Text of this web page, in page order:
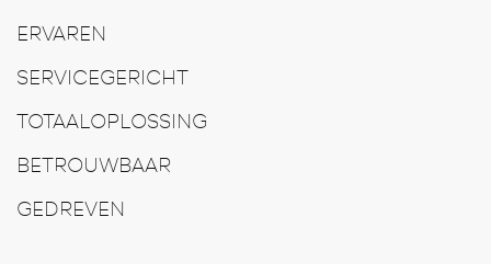
ERVAREN
SERVICEGERICHT
TOTAALOPLOSSING
BETROUWBAAR
GEDREVEN